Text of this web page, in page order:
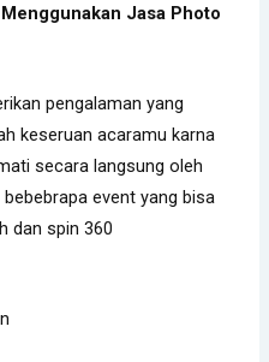
Jasa Photo
pengalaman yang
keseruan acaramu karna
secara langsung oleh
event yang bisa
dan spin 360